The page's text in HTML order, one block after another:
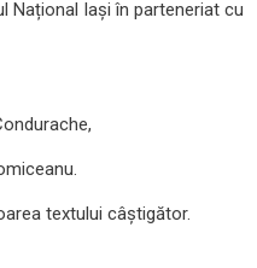
Național Iași în parteneriat cu
textului câștigător.